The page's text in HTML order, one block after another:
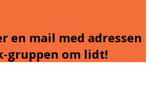
en mail med adressen
gruppen om lidt!